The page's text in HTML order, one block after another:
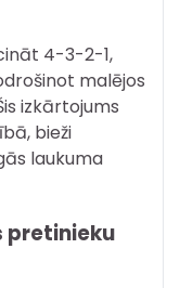
4-3-2-1,
malējos
izkārtojums
bieži
laukuma
pretinieku